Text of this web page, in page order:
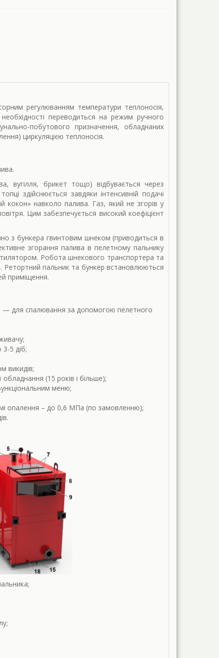
регулюванням температури теплоносія,
переводиться на режим ручного
побутового призначення, обладнаних
циркуляцією теплоносія.
вугілля, брикет тощо) відбувається через
здійснюється завдяки інтенсивній подачі
кокон» навколо палива. Газ, який не згорів у
Цим забезпечується високий коефіцієнт
з бункера гвинтовим шнеком (приводиться в
згорання палива в пелетному пальнику
Робота шнекового транспортера та
пальник та бункер встановлюються
приміщення.
— для спалювання за допомогою пелетного
5 діб;
викидів;
обладнання (15 років і більше);
меню;
опалення – до 0,6 МПа (по замовленню);